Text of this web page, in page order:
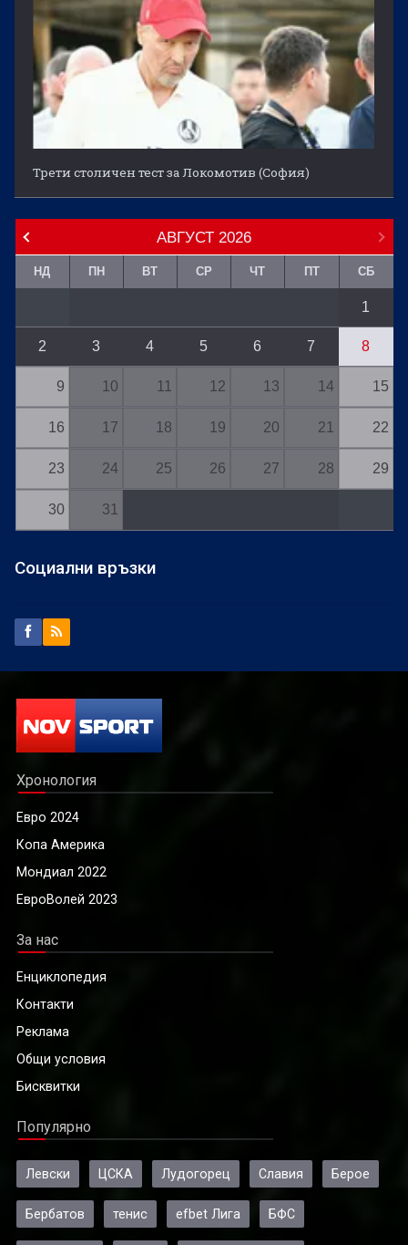
Трети столичен тест за Локомотив (София)
АВГУСТ 2026
НД ПН ВТ СР ЧТ ПТ СБ
1
2 3 4 5 6 7 8
9 10 11 12 13 14 15
16 17 18 19 20 21 22
23 24 25 26 27 28 29
30 31
Социални връзки
Хронология
Евро 2024
Копа Америка
Мондиал 2022
ЕвроВолей 2023
За нас
Енциклопедия
Контакти
Реклама
Общи условия
Бисквитки
Популярно
Левски ЦСКА Лудогорец Славия Берое
Бербатов тенис efbet Лига БФС